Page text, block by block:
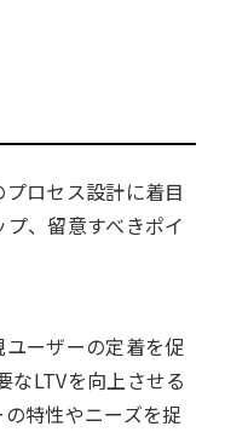
ロセス設計に着目
、留意すべきポイ
ーザーの定着を促
なLTVを向上させる
特性やニーズを捉